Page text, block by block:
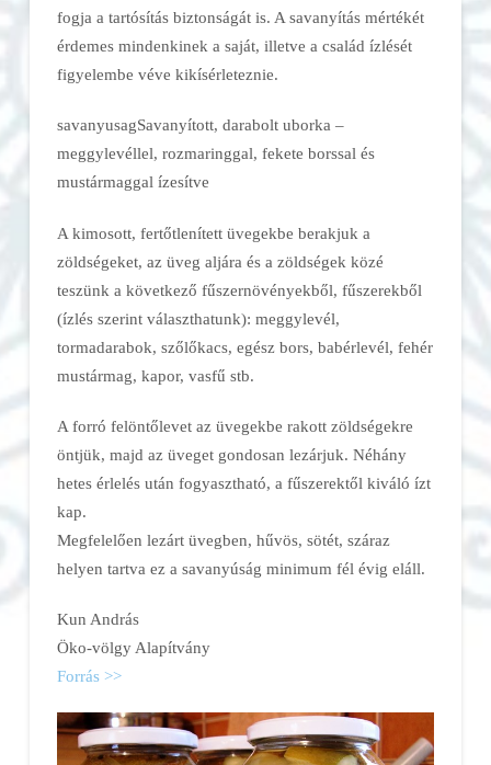
fogja a tartósítás biztonságát is. A savanyítás mértékét
érdemes mindenkinek a saját, illetve a család ízlését
figyelembe véve kikísérleteznie.
savanyusagSavanyított, darabolt uborka –
meggylevéllel, rozmaringgal, fekete borssal és
mustármaggal ízesítve
A kimosott, fertőtlenített üvegekbe berakjuk a
zöldségeket, az üveg aljára és a zöldségek közé
teszünk a következő fűszernövényekből, fűszerekből
(ízlés szerint választhatunk): meggylevél,
tormadarabok, szőlőkacs, egész bors, babérlevél, fehér
mustármag, kapor, vasfű stb.
A forró felöntőlevet az üvegekbe rakott zöldségekre
öntjük, majd az üveget gondosan lezárjuk. Néhány
hetes érlelés után fogyasztható, a fűszerektől kiváló ízt
kap.
Megfelelően lezárt üvegben, hűvös, sötét, száraz
helyen tartva ez a savanyúság minimum fél évig eláll.
Kun András
Öko-völgy Alapítvány
Forrás >>